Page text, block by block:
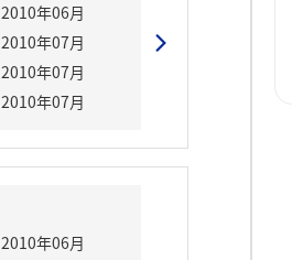
2010年06月
2010年07月
2010年07月
2010年07月
2010年06月